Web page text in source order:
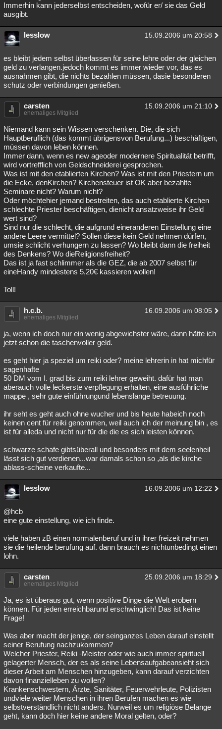
Immerhin kann jederselbst entscheiden, wofür er/ sie das Geld
ausgibt.
lesslow 15.09.2006 um 20:58
es bleibt jedem selbst überlassen für seine lehre oder der gleichen
geld zu verlangen.jedoch kommt es immer wieder vor, das es
ausnahmen gibt, die nichts bezahlen müssen, dasie besonderen
schutz oder verbindungen genießen.
carsten 15.09.2006 um 21:10
ehemaliges Mitglied
Niemand kann sein Wissen verschenken. Die, die sich
Hauptberuflich (das kommt übrigensvon Berufung...) beschäftigen,
müssen davon leben können.
Immer dann, wenn es new ageoder modernere Spiritualität betrifft,
wird vortrefflich von Geldschneiderei gesprochen.
Was ist mit den etablierten Kirchen? Was ist mit den Priestern um
die Ecke, denKirchen? Kirchensteuer ist OK aber bezahlte
Seminare nicht? Warum nicht?
Oder möchtehier jemand bestreiten, das auch etablierte Kirchen
schlechte Priester beschäftigen, dienicht ansatzweise ihr Geld
wert sind?
Sind nur die schlecht, die aufgrund eineranderen Einstellung eine
andere Leere vermittel? Sollen diese kein Geld nehmen dürfen,
umsie schlicht verhungern zu lassen? Wo bleibt dann die freiheit
des Denkens? Wo dieReligionsfreiheit?
Das ist ja fast schlimmer als die GEZ, die ab 2007 selbst für
eineHandy mindestens 5,20€ kassieren wollen!
Toll!
h.c.b. 16.09.2006 um 08:05
ehemaliges Mitglied
ja, wenn ich doch nur ein wenig abgewichster wäre, dann hätte ich
jetzt schon die taschenvoller geld.
es geht hier ja speziel um reiki oder? meine lehrerin in hat michfür
sagenhafte
50 DM vom I. grad bis zum reiki lehrer geweiht. dafür hat man
aberauch volle leckerste verpflegung erhalten, eine ausführliche
mappe , sehr gute einführungund lebenslange betreuung.
ihr seht es geht auch ohne wucher und bis heute habeich noch
keinen cent für reiki genommen, weil auch ich der meinung bin , es
ist für alleda und nicht nur für die die es sich leisten können.
schwarze schafe gibtsüberall und besonders mit dem seelenheil
lässt sich gut verdienen...war damals schon so ,als die kirche
ablass-scheine verkaufte...
lesslow 16.09.2006 um 12:22
@hcb
eine gute einstellung, wie ich finde.
viele haben zB einen normalenberuf und in ihrer freizeit nehmen
sie die heilende berufung auf. dann brauch es nichtunbedingt einen
lohn.
carsten 25.09.2006 um 18:29
ehemaliges Mitglied
Ja, es ist überaus gut, wenn positive Dinge die Welt erobern
können. Für jeden erreichbarund erschwinglich! Das ist keine
Frage!
Was aber macht der jenige, der seinganzes Leben darauf einstellt
seiner Berufung nachzukommen?
Welcher Priester, Reiki -Meister oder wie auch immer spirituell
gelagerter Mensch, der es als seine Lebensaufgabeansieht sich
dieser Arbeit am Menschen hinzugeben, kann darauf verzichten
davon finanzielleben zu wollen?
Krankenschwestern, Ärzte, Sanitäter, Feuerwehrleute, Polizisten
undviele weiter Menschen in ihren Berufen machen es wie
selbstverständlich nicht anders. Nurweil es um religiöse Belange
geht, kann doch hier keine andere Moral gelten, oder?